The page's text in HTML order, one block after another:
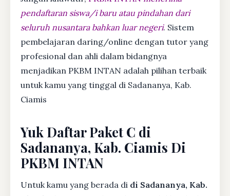
pendaftaran siswa/i baru atau pindahan dari
seluruh nusantara bahkan luar negeri. Sistem
pembelajaran daring/online dengan tutor yang
profesional dan ahli dalam bidangnya
menjadikan PKBM INTAN adalah pilihan terbaik
untuk kamu yang tinggal di Sadananya, Kab.
Ciamis
Yuk Daftar Paket C di
Sadananya, Kab. Ciamis Di
PKBM INTAN
Untuk kamu yang berada di di Sadananya, Kab.